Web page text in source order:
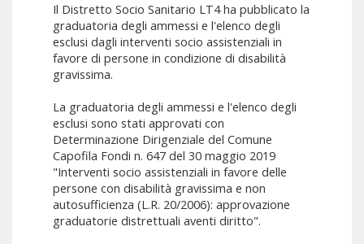
Il Distretto Socio Sanitario LT4 ha pubblicato la
graduatoria degli ammessi e l'elenco degli
esclusi dagli interventi socio assistenziali in
favore di persone in condizione di disabilità
gravissima.
La graduatoria degli ammessi e l'elenco degli
esclusi sono stati approvati con
Determinazione Dirigenziale del Comune
Capofila Fondi n. 647 del 30 maggio 2019
"Interventi socio assistenziali in favore delle
persone con disabilità gravissima e non
autosufficienza (L.R. 20/2006): approvazione
graduatorie distrettuali aventi diritto".